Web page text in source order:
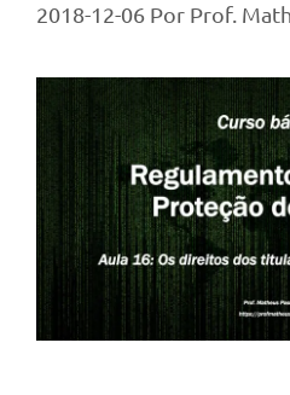
2018-12-06 Por Prof.